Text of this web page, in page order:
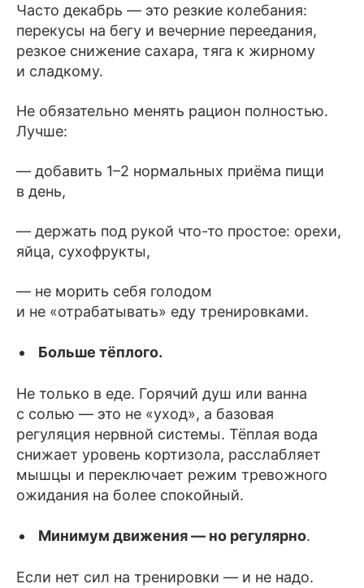
Часто декабрь — это резкие колебания:
перекусы на бегу и вечерние переедания,
резкое снижение сахара, тяга к жирному
и сладкому.
Не обязательно менять рацион полностью.
Лучше:
— добавить 1–2 нормальных приёма пищи
в день,
— держать под рукой что-то простое: орехи,
яйца, сухофрукты,
— не морить себя голодом
и не «отрабатывать» еду тренировками.
Больше тёплого.
Не только в еде. Горячий душ или ванна
с солью — это не «уход», а базовая
регуляция нервной системы. Тёплая вода
снижает уровень кортизола, расслабляет
мышцы и переключает режим тревожного
ожидания на более спокойный.
Минимум движения — но регулярно.
Если нет сил на тренировки — и не надо.